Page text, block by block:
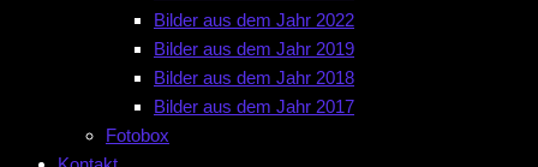
Bilder aus dem Jahr 2022
Bilder aus dem Jahr 2019
Bilder aus dem Jahr 2018
Bilder aus dem Jahr 2017
Fotobox